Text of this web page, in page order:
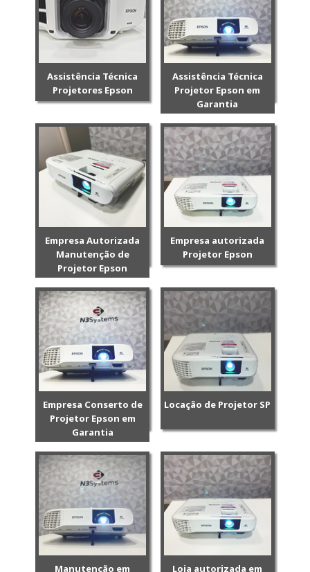
Assistência Técnica
Projetores Epson
Assistência Técnica
Projetor Epson em
Garantia
Empresa Autorizada
Manutenção de
Projetor Epson
Empresa autorizada
Projetor Epson
Empresa Conserto de
Projetor Epson em
Garantia
Locação de Projetor SP
Manutenção em Loja autorizada em